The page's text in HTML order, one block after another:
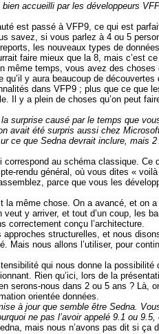
accueilli par les développeurs
est passé à VFP9, ce qui est
savez, si vous parlez à 4 ou 5
les nouveaux types de
faire mieux que la 8, mais c’est ce
même temps, vous avez des
y aura beaucoup de
dans VFP9 ; plus que ce que
y a plein de choses qu’on peut
surprise causé par le temps que
avait été surpris aussi chez
ce que Sedna devrait inclure, mais
au schéma classique. Ce
rendu général, où vous dites «
parce que vous les
même chose. On a avancé, et on
y arriver, et tout d’un coup, les
correctement conçu l’architecture.
structurelles, et nous
Mais nous allons l’utiliser, pour
qui nous donne la
Rien qu’ici, lors de la
serons-nous dans 2 ou 5 ans ? Là,
orientée données.
à jour que semble être Sedna.
ne pas l’avoir appelé 9.1 ou
mais nous n’avons pas dit si ça